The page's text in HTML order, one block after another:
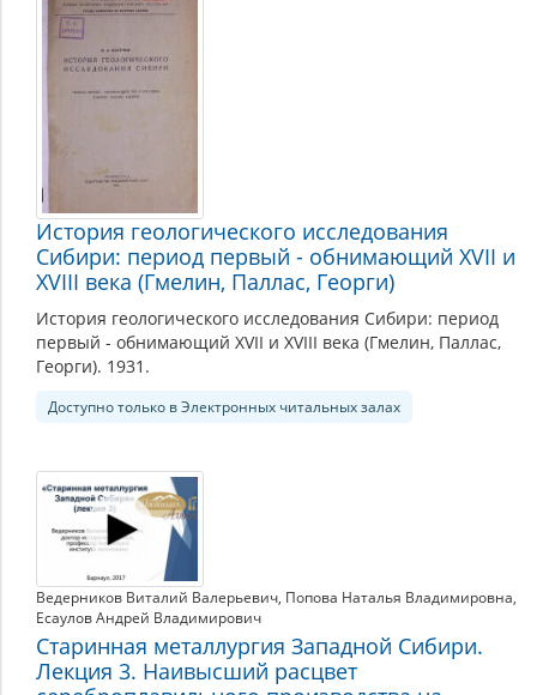
История геологического исследования
Сибири: период первый - обнимающий XVII и
XVIII века (Гмелин, Паллас, Георги)
История геологического исследования Сибири: период
первый - обнимающий XVII и XVIII века (Гмелин, Паллас,
Георги). 1931.
Доступно только в Электронных читальных залах
Ведерников Виталий Валерьевич, Попова Наталья Владимировна,
Есаулов Андрей Владимирович
Старинная металлургия Западной Сибири.
Лекция 3. Наивысший расцвет